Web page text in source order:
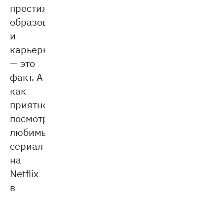
престижного
образования
и
карьеры
— это
факт. А
как
приятно
посмотреть
любимый
сериал
на
Netflix
в